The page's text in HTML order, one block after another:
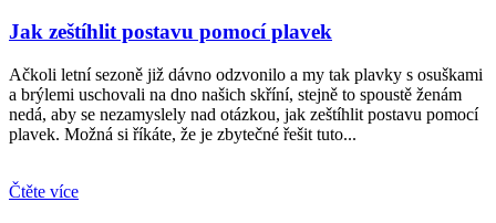
Jak zeštíhlit postavu pomocí plavek
Ačkoli letní sezoně již dávno odzvonilo a my tak plavky s osuškami
a brýlemi uschovali na dno našich skříní, stejně to spoustě ženám
nedá, aby se nezamyslely nad otázkou, jak zeštíhlit postavu pomocí
plavek. Možná si říkáte, že je zbytečné řešit tuto...
Čtěte více